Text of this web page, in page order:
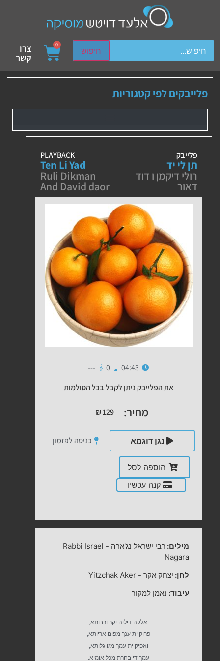
חיפוש
device users, explore by touch or with swipe gestures.
0 צרו
קשר
פלייבקים לפי קטגוריות
פלייבק
תן לי יד
רולי דיקמן ו דוד
דאור
PLAYBACK
Ten Li Yad
Ruli Dikman
And David daor
04:43
0
---
את הפלייבק ניתן לקבל בכל הסולמות
מחיר: ₪129
נגן דוגמא כניסה לפזמון
הוספה לסל
קנה עכשיו
מילים: רבי ישראל נג'ארה -
Rabbi Israel
Nagara
לחן: יצחק אקר -
Yitzchak Aker
עיבוד: נאמן למקור
אלקה דיליה יקר ורבותא,
פרוק ית ענך מפום אריותא,
ואפיק ית עמך מגו גלותא,
עמך די בחרת מכל אומיא.